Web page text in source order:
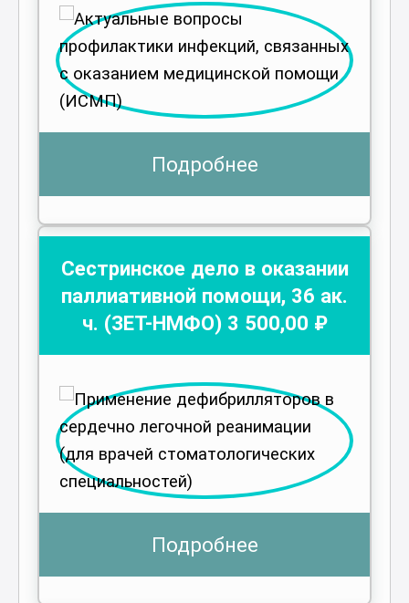
Подробнее
Сестринское дело в оказании
паллиативной помощи, 36 ак.
ч. (ЗЕТ-НМФО) 3 500,00 ₽
Подробнее